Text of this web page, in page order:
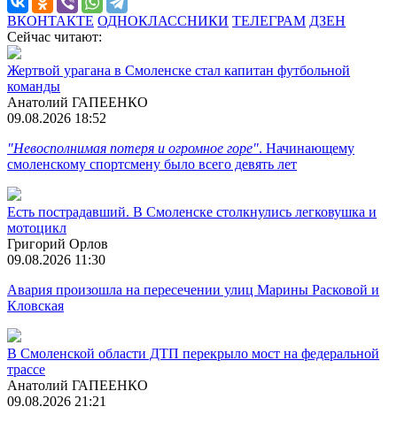
ВКОНТАКТЕ ОДНОКЛАССНИКИ ТЕЛЕГРАМ ДЗЕН
Сейчас читают:
Жертвой урагана в Смоленске стал капитан футбольной
команды
Анатолий ГАПЕЕНКО
09.08.2026 18:52
"Невосполнимая потеря и огромное горе". Начинающему
смоленскому спортсмену было всего девять лет
Есть пострадавший. В Смоленске столкнулись легковушка и
мотоцикл
Григорий Орлов
09.08.2026 11:30
Авария произошла на пересечении улиц Марины Расковой и
Кловская
В Смоленской области ДТП перекрыло мост на федеральной
трассе
Анатолий ГАПЕЕНКО
09.08.2026 21:21